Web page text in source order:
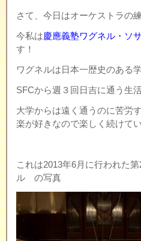
さて、今日はオーケストラの
今私は慶應義塾ワグネル・ソ
す！
ワグネルは日本一歴史のある
SFCから週３回日吉に通う生
大学からは遠く通うのに苦労
楽が好きなので楽しく続けて
これは2013年6月に行われた
ル の写真